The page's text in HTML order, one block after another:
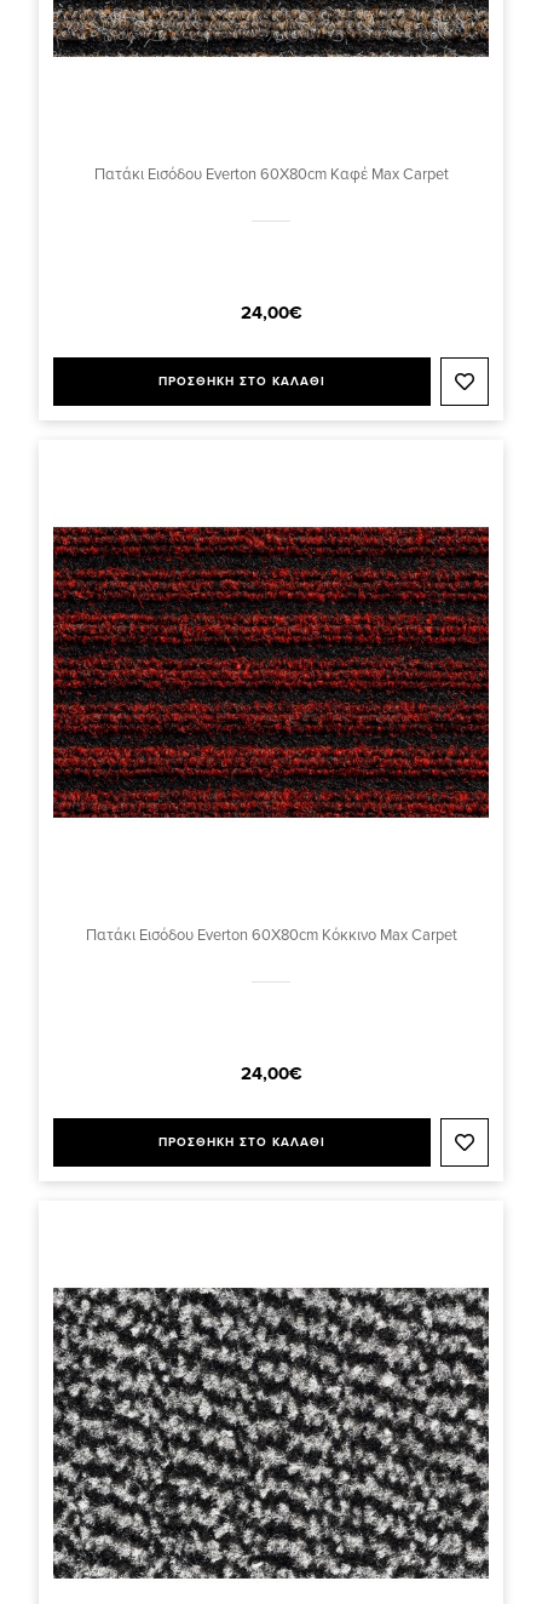
Πατάκι Εισόδου Everton 60X80cm Καφέ Max Carpet
24,00€
ΠΡΟΣΘΗΚΗ ΣΤΟ ΚΑΛΑΘΙ
Πατάκι Εισόδου Everton 60X80cm Κόκκινο Max Carpet
24,00€
ΠΡΟΣΘΗΚΗ ΣΤΟ ΚΑΛΑΘΙ